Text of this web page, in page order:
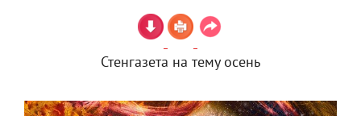
Стенгазета на тему осень